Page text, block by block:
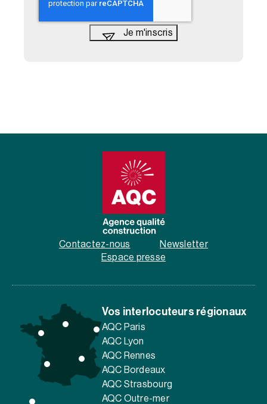
Contactez-nous
Newsletter
Espace presse
Vos interlocuteurs régionaux
AQC Paris
AQC Lyon
AQC Rennes
AQC Bordeaux
AQC Strasbourg
AQC Outre-mer